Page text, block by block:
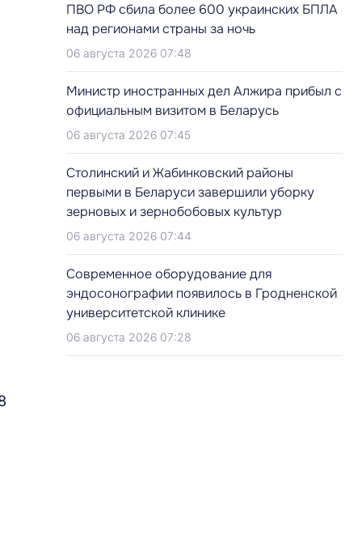
ПВО РФ сбила более 600 украинских БПЛА
над регионами страны за ночь
06 августа 2026 07:48
Министр иностранных дел Алжира прибыл с
официальным визитом в Беларусь
06 августа 2026 07:45
Столинский и Жабинковский районы
первыми в Беларуси завершили уборку
зерновых и зернобобовых культур
06 августа 2026 07:44
Современное оборудование для
эндосонографии появилось в Гродненской
университетской клинике
06 августа 2026 07:28